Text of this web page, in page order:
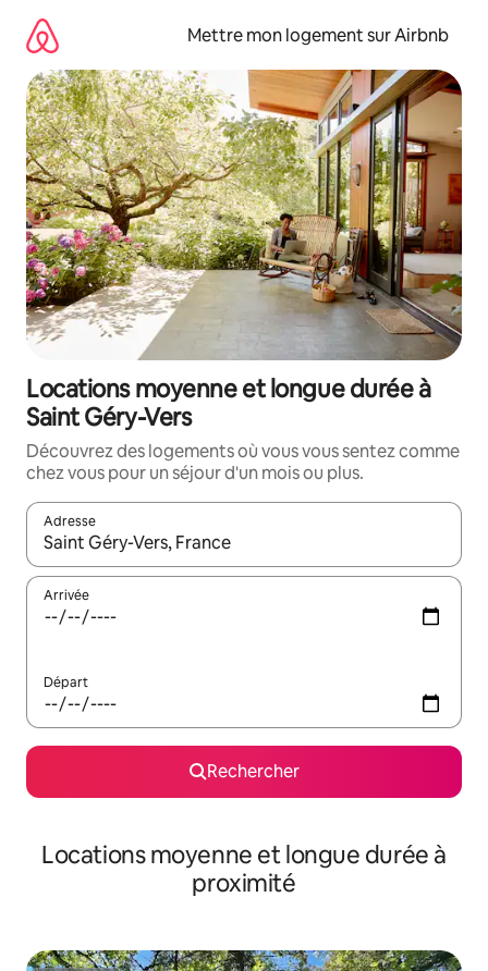
directement
contenu
Mettre mon logement sur Airbnb
Locations moyenne et longue durée à
Saint Géry-Vers
Découvrez des logements où vous vous sentez comme
chez vous pour un séjour d'un mois ou plus.
Adresse
Lorsque les résultats s'affichent, utilisez les flèches vers le
Arrivée
Départ
Rechercher
Locations moyenne et longue durée à
proximité